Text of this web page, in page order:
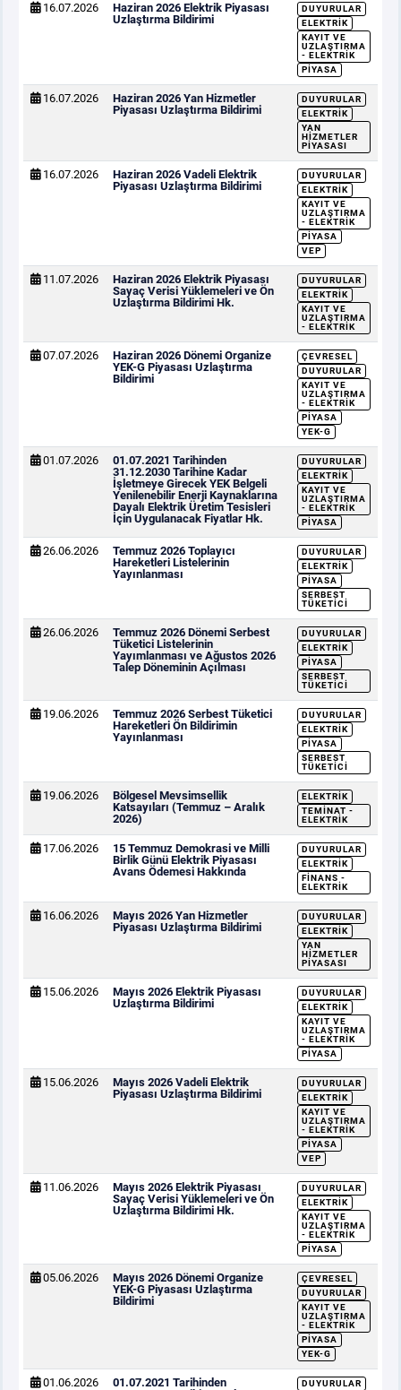
16.07.2026
Haziran 2026 Elektrik Piyasası
Uzlaştırma Bildirimi
DUYURULAR
ELEKTRIK
KAYIT VE
UZLAŞTIRMA
- ELEKTRIK
PIYASA
16.07.2026
Haziran 2026 Yan Hizmetler
Piyasası Uzlaştırma Bildirimi
DUYURULAR
ELEKTRIK
YAN
HIZMETLER
PIYASASI
16.07.2026
Haziran 2026 Vadeli Elektrik
Piyasası Uzlaştırma Bildirimi
DUYURULAR
ELEKTRIK
KAYIT VE
UZLAŞTIRMA
- ELEKTRIK
PIYASA
VEP
11.07.2026
Haziran 2026 Elektrik Piyasası
Sayaç Verisi Yüklemeleri ve Ön
Uzlaştırma Bildirimi Hk.
DUYURULAR
ELEKTRIK
KAYIT VE
UZLAŞTIRMA
- ELEKTRIK
07.07.2026
Haziran 2026 Dönemi Organize
YEK-G Piyasası Uzlaştırma
Bildirimi
ÇEVRESEL
DUYURULAR
KAYIT VE
UZLAŞTIRMA
- ELEKTRIK
PIYASA
YEK-G
01.07.2026
01.07.2021 Tarihinden
31.12.2030 Tarihine Kadar
İşletmeye Girecek YEK Belgeli
Yenilenebilir Enerji Kaynaklarına
Dayalı Elektrik Üretim Tesisleri
İçin Uygulanacak Fiyatlar Hk.
DUYURULAR
ELEKTRIK
KAYIT VE
UZLAŞTIRMA
- ELEKTRIK
PIYASA
26.06.2026
Temmuz 2026 Toplayıcı
Hareketleri Listelerinin
Yayınlanması
DUYURULAR
ELEKTRIK
PIYASA
SERBEST
TÜKETICI
26.06.2026
Temmuz 2026 Dönemi Serbest
Tüketici Listelerinin
Yayımlanması ve Ağustos 2026
Talep Döneminin Açılması
DUYURULAR
ELEKTRIK
PIYASA
SERBEST
TÜKETICI
19.06.2026
Temmuz 2026 Serbest Tüketici
Hareketleri Ön Bildirimin
Yayınlanması
DUYURULAR
ELEKTRIK
PIYASA
SERBEST
TÜKETICI
19.06.2026
Bölgesel Mevsimsellik
Katsayıları (Temmuz – Aralık
2026)
ELEKTRIK
TEMINAT -
ELEKTRIK
17.06.2026
15 Temmuz Demokrasi ve Milli
Birlik Günü Elektrik Piyasası
Avans Ödemesi Hakkında
DUYURULAR
ELEKTRIK
FINANS -
ELEKTRIK
16.06.2026
Mayıs 2026 Yan Hizmetler
Piyasası Uzlaştırma Bildirimi
DUYURULAR
ELEKTRIK
YAN
HIZMETLER
PIYASASI
15.06.2026
Mayıs 2026 Elektrik Piyasası
Uzlaştırma Bildirimi
DUYURULAR
ELEKTRIK
KAYIT VE
UZLAŞTIRMA
- ELEKTRIK
PIYASA
15.06.2026
Mayıs 2026 Vadeli Elektrik
Piyasası Uzlaştırma Bildirimi
DUYURULAR
ELEKTRIK
KAYIT VE
UZLAŞTIRMA
- ELEKTRIK
PIYASA
VEP
11.06.2026
Mayıs 2026 Elektrik Piyasası
Sayaç Verisi Yüklemeleri ve Ön
Uzlaştırma Bildirimi Hk.
DUYURULAR
ELEKTRIK
KAYIT VE
UZLAŞTIRMA
- ELEKTRIK
PIYASA
05.06.2026
Mayıs 2026 Dönemi Organize
YEK-G Piyasası Uzlaştırma
Bildirimi
ÇEVRESEL
DUYURULAR
KAYIT VE
UZLAŞTIRMA
- ELEKTRIK
PIYASA
YEK-G
01.06.2026
01.07.2021 Tarihinden
DUYURULAR